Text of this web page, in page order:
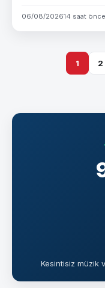
06/08/202614 saat önce
1 2
Kesintisiz müzik